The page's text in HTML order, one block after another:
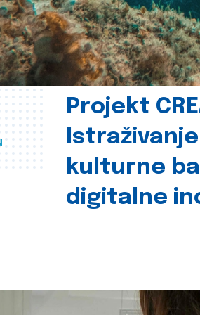
Projekt
kulturne
digitalne